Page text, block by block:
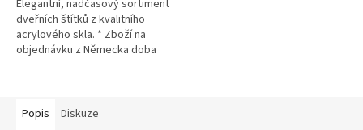
Elegantní, nadčasový sortiment
dveřních štítků z kvalitního
acrylového skla. * Zboží na
objednávku z Německa doba
Popis Diskuze